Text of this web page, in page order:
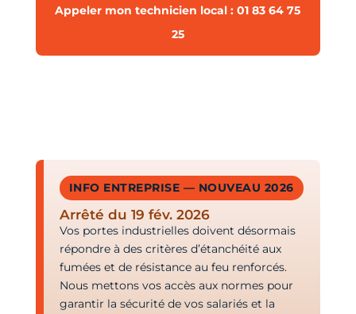
Appeler mon technicien local : 01 83 64 75
25
INFO ENTREPRISE — NOUVEAU 2026
Arrêté du 19 fév. 2026
Vos portes industrielles doivent désormais
répondre à des critères d’étanchéité aux
fumées et de résistance au feu renforcés.
Nous mettons vos accès aux normes pour
garantir la sécurité de vos salariés et la